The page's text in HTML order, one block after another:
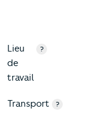
Lieu
de
travail
?
Transport
?